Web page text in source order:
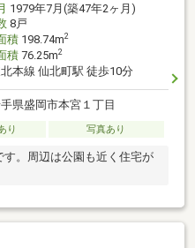
1979年7月(築47年2ヶ月)
8戸
積198.74m2
積76.25m2
本線 仙北町駅 徒歩10分
県盛岡市本宮１丁目
り 写真あり
。周辺は公園も近く住宅が